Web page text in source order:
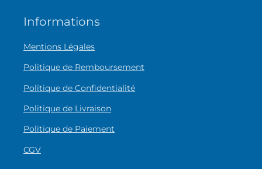
Informations
Mentions Légales
Politique de Remboursement
Politique de Confidentialité
Politique de Livraison
Politique de Paiement
CGV